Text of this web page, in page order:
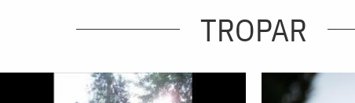
TROPAR